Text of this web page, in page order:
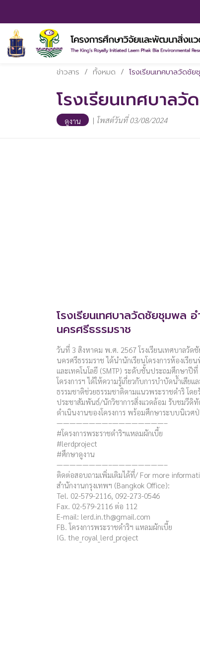
ข่าวสาร / ทั้งหมด / โรงเรียนเทศบาลวัดชั
โรงเรียนเทศบาล
ดูงาน | โพสต์วันที่ 03/08/2024
โรงเรียนเทศบาลวัดชัยชุมพล
นครศรีธรรมราช
วันที่ 3 สิงหาคม พ.ศ. 2567 โรงเรียนเทศบาลวัด
นครศรีธรรมราช ได้นำนักเรียนโครงการห้องเรี
และเทคโนโลยี (SMTP) ระดับชั้นประถมศึกษาปี
โครงการฯ ได้ให้ความรู้เกี่ยวกับการบำบัดน้ำเสีย
ธรรมชาติช่วยธรรมชาติตามแนวพระราชดำริ โด
ประชาสัมพันธ์/นักวิชาการสิ่งแวดล้อม รับชมวีดิ
ดำเนินงานของโครงการ พร้อมศึกษาระบบนิเวศ
————————–————————–
#โครงการพระราชดำริฯแหลมผักเบี้ย
#lerdproject
#ศึกษาดูงาน
————————–————————–
ติดต่อสอบถามเพิ่มเติมได้ที่/ For more
สำนักงานกรุงเทพฯ (Bangkok Office):
Tel. 02-579-2116, 092-273-0546
Fax. 02-579-2116 ต่อ 112
E-mail: lerd.in.th@gmail.com
FB. โครงการพระราชดำริฯ แหลมผักเบี้ย
IG. the_royal_lerd_project